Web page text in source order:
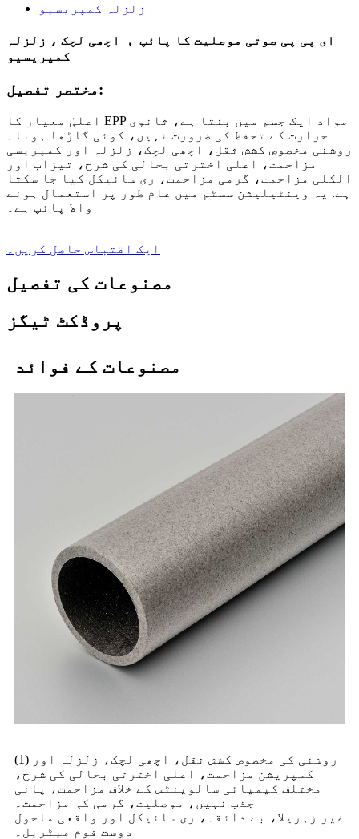
ای پی پی صوتی موصلیت کا پائپ ， اچھی لچک ، زلزلہ
کمپریسیو
مختصر تفصیل:
اعلیٰ معیار کا EPP مواد ایک جسم میں بنتا ہے، ثانوی
حرارت کے تحفظ کی ضرورت نہیں، کوئی گاڑھا ہونا۔
روشنی مخصوص کشش ثقل، اچھی لچک، زلزلہ اور کمپریسی
مزاحمت، اعلی اخترتی بحالی کی شرح، تیزاب اور
الکلی مزاحمت، گرمی مزاحمت، ری سائیکل کیا جا سکتا
ہے. یہ وینٹیلیشن سسٹم میں عام طور پر استعمال ہونے
والا پائپ ہے۔
ایک اقتباس حاصل کریں۔
مصنوعات کی تفصیل
پروڈکٹ ٹیگز
مصنوعات کے فوائد
(1) روشنی کی مخصوص کشش ثقل، اچھی لچک، زلزلہ اور
کمپریشن مزاحمت، اعلی اخترتی بحالی کی شرح،
مختلف کیمیائی سالوینٹس کے خلاف مزاحمت، پانی
جذب نہیں، موصلیت، گرمی کی مزاحمت۔
غیر زہریلا، بے ذائقہ، ری سائیکل اور واقعی ماحول
دوست فوم میٹریل۔